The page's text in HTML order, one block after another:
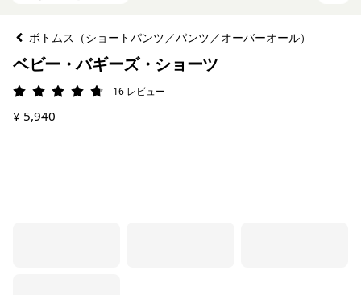
ボトムス（ショートパンツ／パンツ／オーバーオール）
ベビー・バギーズ・ショーツ
評価: 4.8 / 5
16 レビュー
¥ 5,940